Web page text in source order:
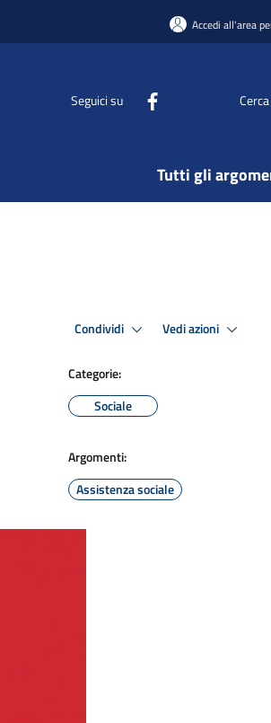
Accedi all'area
Seguici su Cerca
Tutti gli
Condividi Vedi azioni
Categorie:
Sociale
Argomenti:
Assistenza sociale